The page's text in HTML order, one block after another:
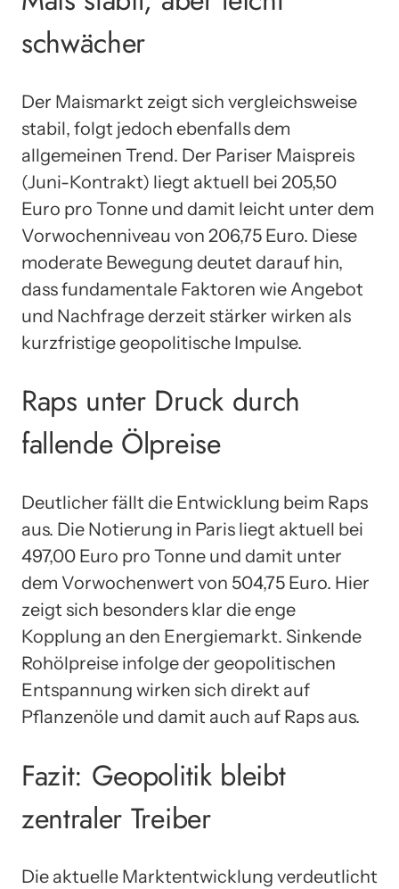
schwächer
Der Maismarkt zeigt sich vergleichsweise
stabil, folgt jedoch ebenfalls dem
allgemeinen Trend. Der Pariser Maispreis
(Juni-Kontrakt) liegt aktuell bei 205,50
Euro pro Tonne und damit leicht unter dem
Vorwochenniveau von 206,75 Euro. Diese
moderate Bewegung deutet darauf hin,
dass fundamentale Faktoren wie Angebot
und Nachfrage derzeit stärker wirken als
kurzfristige geopolitische Impulse.
Raps unter Druck durch
fallende Ölpreise
Deutlicher fällt die Entwicklung beim Raps
aus. Die Notierung in Paris liegt aktuell bei
497,00 Euro pro Tonne und damit unter
dem Vorwochenwert von 504,75 Euro. Hier
zeigt sich besonders klar die enge
Kopplung an den Energiemarkt. Sinkende
Rohölpreise infolge der geopolitischen
Entspannung wirken sich direkt auf
Pflanzenöle und damit auch auf Raps aus.
Fazit: Geopolitik bleibt
zentraler Treiber
Die aktuelle Marktentwicklung verdeutlicht